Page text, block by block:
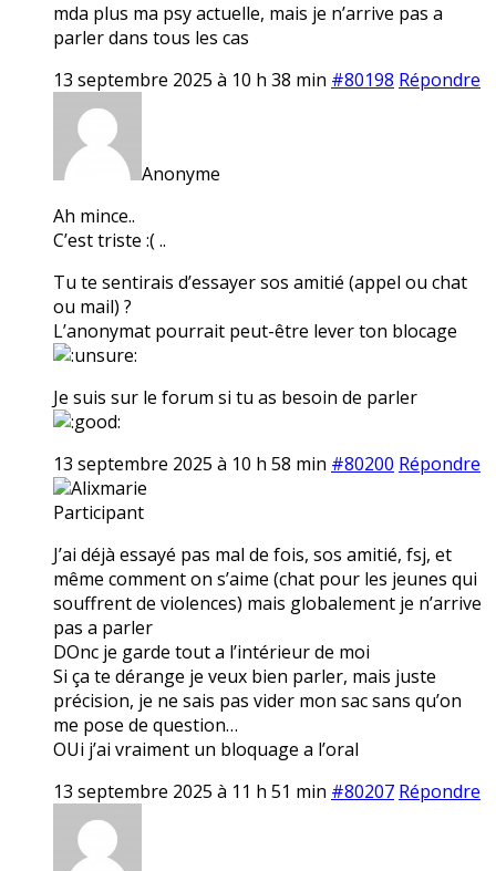
mda plus ma psy actuelle, mais je n’arrive pas a
parler dans tous les cas
13 septembre 2025 à 10 h 38 min #80198 Répondre
Anonyme
Ah mince..
C’est triste :( ..
Tu te sentirais d’essayer sos amitié (appel ou chat
ou mail) ?
L’anonymat pourrait peut-être lever ton blocage
Je suis sur le forum si tu as besoin de parler
13 septembre 2025 à 10 h 58 min #80200 Répondre
Alixmarie
Participant
J’ai déjà essayé pas mal de fois, sos amitié, fsj, et
même comment on s’aime (chat pour les jeunes qui
souffrent de violences) mais globalement je n’arrive
pas a parler
DOnc je garde tout a l’intérieur de moi
Si ça te dérange je veux bien parler, mais juste
précision, je ne sais pas vider mon sac sans qu’on
me pose de question…
OUi j’ai vraiment un bloquage a l’oral
13 septembre 2025 à 11 h 51 min #80207 Répondre